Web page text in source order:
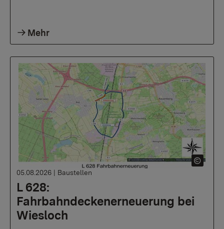
Mehr
L 628:
Fahrbahndeckenerneuerung bei
Wiesloch
05.08.2026 | Baustellen